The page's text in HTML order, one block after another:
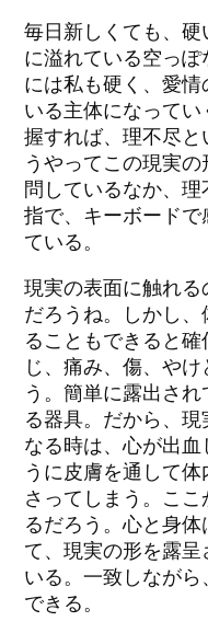
毎日新しくても、
に溢れている空っ
には私も硬く、愛
いる主体になって
握すれば、理不尽
うやってこの現実
問しているなか、
指で、キーボード
ている。
現実の表面に触れ
だろうね。しかし
ることもできると
じ、痛み、傷、や
う。簡単に露出さ
る器具。だから、
なる時は、心が出
うに皮膚を通して
さってしまう。こ
るだろう。心と身
て、現実の形を露
いる。一致しなが
できる。